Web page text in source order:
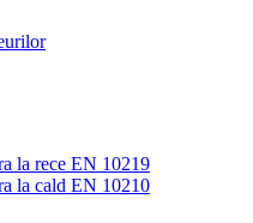
la rece EN 10219
la cald EN 10210